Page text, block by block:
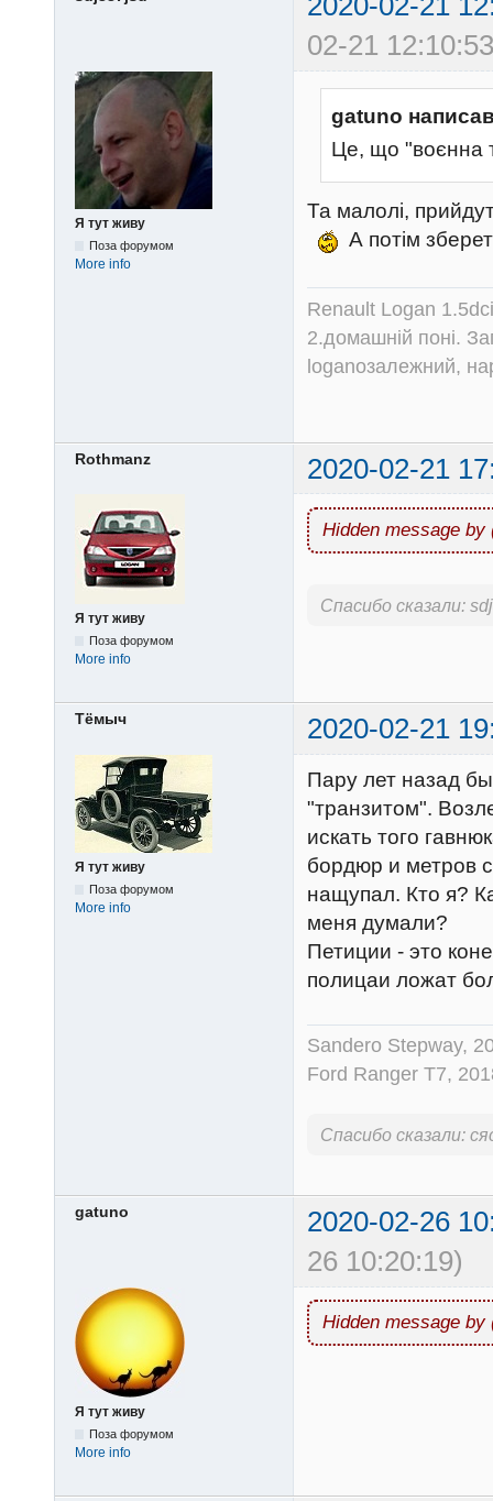
02-21
Я тут живу
Поза форумом
More info
gatuno
Це, що "воєнна
Та малолі,
А потім
Renault Logan
2.домашній поні.
loganозалежний,
Rothmanz 2020-02-21
Я тут живу
Поза форумом
More info
Hidden message by
Спасибо сказали:
Тёмыч 2020-02-21
Я тут живу
Поза форумом
More info
Пару лет назад
"транзитом".
искать того
бордюр и метров
нащупал. Кто я?
меня думали?
Петиции - это
полицаи ложат
Sandero Stepway,
Ford Ranger Т7,
Спасибо сказали:
gatuno
2020-02-26
26 10:20:19)
Я тут живу
Поза форумом
More info
Hidden message by